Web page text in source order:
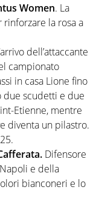
Women. La
la rosa a
dell’attaccante
campionato
in casa Lione fino
due scudetti e due
Etienne, mentre
diventa un pilastro.
Difensore
e della
bianconeri e lo